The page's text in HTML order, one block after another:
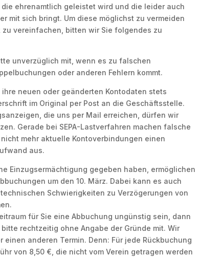
ehrenamtlich geleistet wird und die leider auch
mit sich bringt. Um diese möglichst zu vermeiden
zu vereinfachen, bitten wir Sie folgendes zu
unverzüglich mit, wenn es zu falschen
oder anderen Fehlern kommt.
ihre neuen oder geänderten Kontodaten stets
im Original per Post an die Geschäftsstelle.
die uns per Mail erreichen, dürfen wir
Gerade bei SEPA-Lastverfahren machen falsche
mehr aktuelle Kontoverbindungen einen
aus.
Einzugsermächtigung gegeben haben, ermöglichen
um den 10. März. Dabei kann es auch
Schwierigkeiten zu Verzögerungen von
für Sie eine Abbuchung ungünstig sein, dann
rechtzeitig ohne Angabe der Gründe mit. Wir
einen anderen Termin. Denn: Für jede Rückbuchung
von 8,50 €, die nicht vom Verein getragen werden